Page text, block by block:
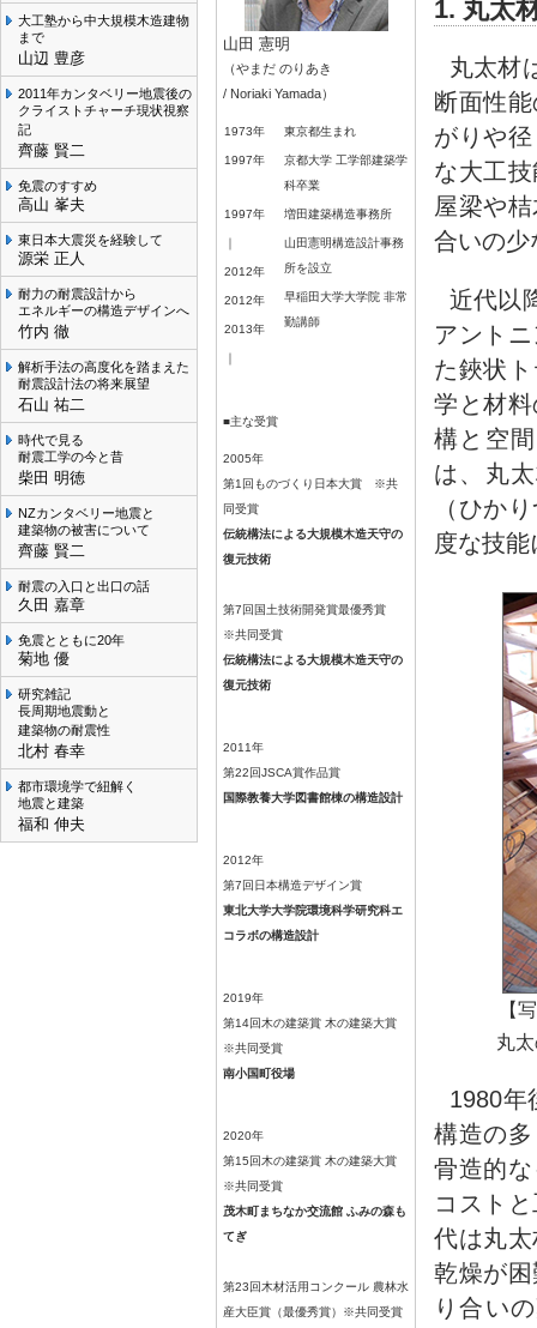
大工塾から中大規模木造建物
まで
山辺 豊彦
2011年カンタベリー地震後の
クライストチャーチ現状視察
記
齊藤 賢二
免震のすすめ
高山 峯夫
東日本大震災を経験して
源栄 正人
耐力の耐震設計から
エネルギーの構造デザインへ
竹内 徹
解析手法の高度化を踏まえた
耐震設計法の将来展望
石山 祐二
時代で見る
耐震工学の今と昔
柴田 明徳
NZカンタベリー地震と
建築物の被害について
齊藤 賢二
耐震の入口と出口の話
久田 嘉章
免震とともに20年
菊地 優
研究雑記
長周期地震動と
建築物の耐震性
北村 春幸
都市環境学で紐解く
地震と建築
福和 伸夫
山田 憲明
（やまだ のりあき
/ Noriaki Yamada）
1973年 東京都生まれ
1997年
京都大学 工学部建築学
科卒業
1997年
｜
増田建築構造事務所
2012年
2012年
山田憲明構造設計事務
所を設立
2013年
早稲田大学大学院 非常
勤講師
｜
■主な受賞
2005年
第1回ものづくり日本大賞 ※共
同受賞
伝統構法による大規模木造天守の
復元技術
第7回国土技術開発賞最優秀賞
※共同受賞
伝統構法による大規模木造天守の
復元技術
2011年
第22回JSCA賞作品賞
国際教養大学図書館棟の構造設計
2012年
第7回日本構造デザイン賞
東北大学大学院環境科学研究科エ
コラボの構造設計
2019年
第14回木の建築賞 木の建築大賞
※共同受賞
南小国町役場
2020年
第15回木の建築賞 木の建築大賞
※共同受賞
茂木町まちなか交流館 ふみの森も
てぎ
第23回木材活用コンクール 農林水
産大臣賞（最優秀賞）※共同受賞
1. 丸太
丸太材
断面性
がりや
な大工
屋梁や
合いの少
近代以
アント
た鋏状
学と材
構と空
は、丸
（ひか
度な技
【
丸
1980年
構造の
骨造的
コスト
代は丸
乾燥が
り合い